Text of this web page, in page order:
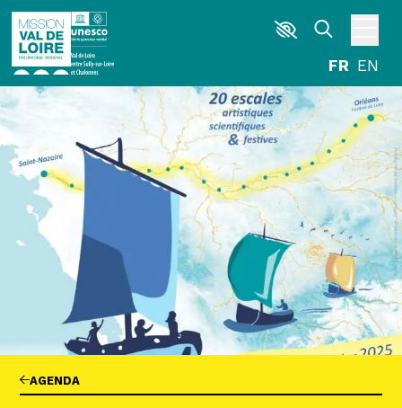
Aller au contenu principal
AGENDA
DÉCOUVRIR
EXPLORER
ARPENTER
HABITER
AGENDA
ACTUALITÉS
RESSOURCES
ICONOTHÈQUE
LA MISSION VAL DE LOIRE
G
Le journal le plus lu les pieds dans l'eau.